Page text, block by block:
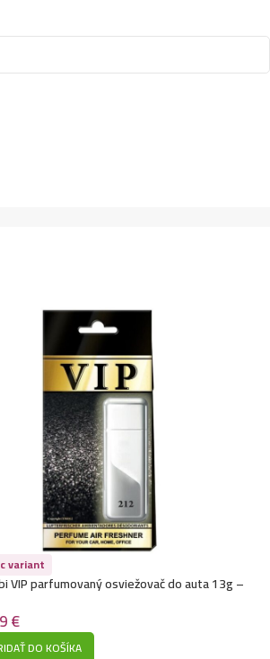
variant
VIP parfumovaný osviežovač do auta 13g –
€
DO KOŠÍKA